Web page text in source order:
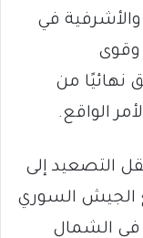
في
نهائيًا من
الواقع.
التصعيد إلى
الجيش السوري
في الشمال